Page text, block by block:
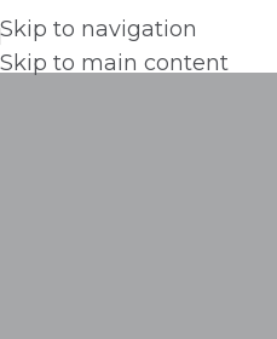
Skip to navigation
Skip to main content